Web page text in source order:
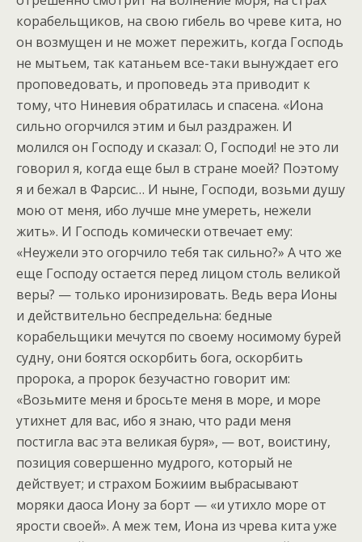
корабельщиков, на свою гибель во чреве кита, но
он возмущен и не может пережить, когда Господь
не мытьем, так катаньем все-таки вынуждает его
проповедовать, и проповедь эта приводит к
тому, что Ниневия обратилась и спасена. «Иона
сильно огорчился этим и был раздражен. И
молился он Господу и сказал: О, Господи! не это ли
говорил я, когда еще был в стране моей? Поэтому
я и бежал в Фарсис… И ныне, Господи, возьми душу
мою от меня, ибо лучше мне умереть, нежели
жить». И Господь комически отвечает ему:
«Неужели это огорчило тебя так сильно?» А что же
еще Господу остается перед лицом столь великой
веры? — только иронизировать. Ведь вера Ионы
и действительно беспредельна: бедные
корабельщики мечутся по своему носимому бурей
судну, они боятся оскорбить бога, оскорбить
пророка, а пророк безучастно говорит им:
«Возьмите меня и бросьте меня в море, и море
утихнет для вас, ибо я знаю, что ради меня
постигла вас эта великая буря», — вот, воистину,
позиция совершенно мудрого, который не
действует; и страхом Божиим выбрасывают
моряки даоса Иону за борт — «и утихло море от
ярости своей». А меж тем, Иона из чрева кита уже